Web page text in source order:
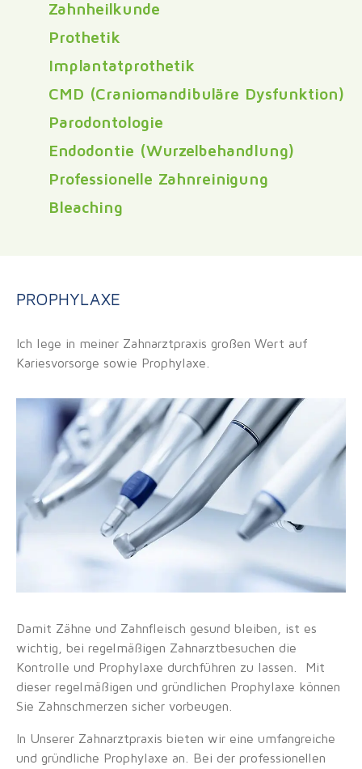
Zahnheilkunde
Prothetik
Implantatprothetik
CMD (Craniomandibuläre Dysfunktion)
Parodontologie
Endodontie (Wurzelbehandlung)
Professionelle Zahnreinigung
Bleaching
PROPHYLAXE
Ich lege in meiner Zahnarztpraxis großen Wert auf
Kariesvorsorge sowie Prophylaxe.
Damit Zähne und Zahnfleisch gesund bleiben, ist es
wichtig, bei regelmäßigen Zahnarztbesuchen die
Kontrolle und Prophylaxe durchführen zu lassen. Mit
dieser regelmäßigen und gründlichen Prophylaxe können
Sie Zahnschmerzen sicher vorbeugen.
In Unserer Zahnarztpraxis bieten wir eine umfangreiche
und gründliche Prophylaxe an. Bei der professionellen